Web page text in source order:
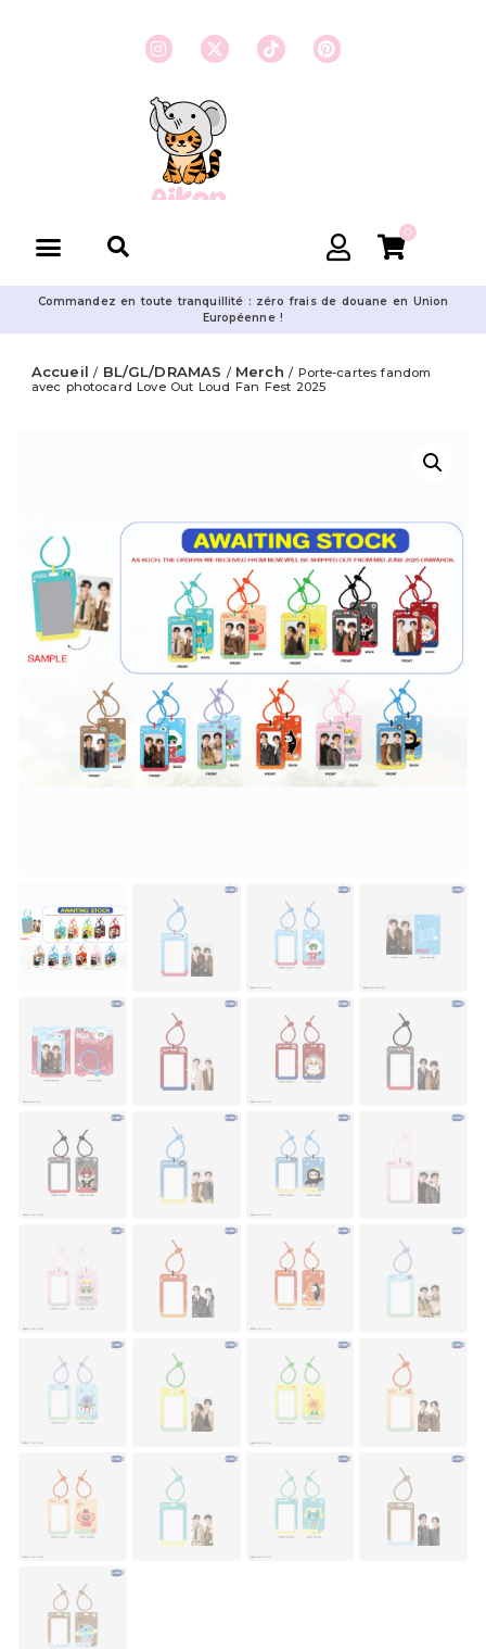
0
Commandez en toute tranquillité : zéro frais de douane en Union
Européenne !
Accueil / BL/GL/DRAMAS / Merch / Porte-cartes fandom
avec photocard Love Out Loud Fan Fest 2025